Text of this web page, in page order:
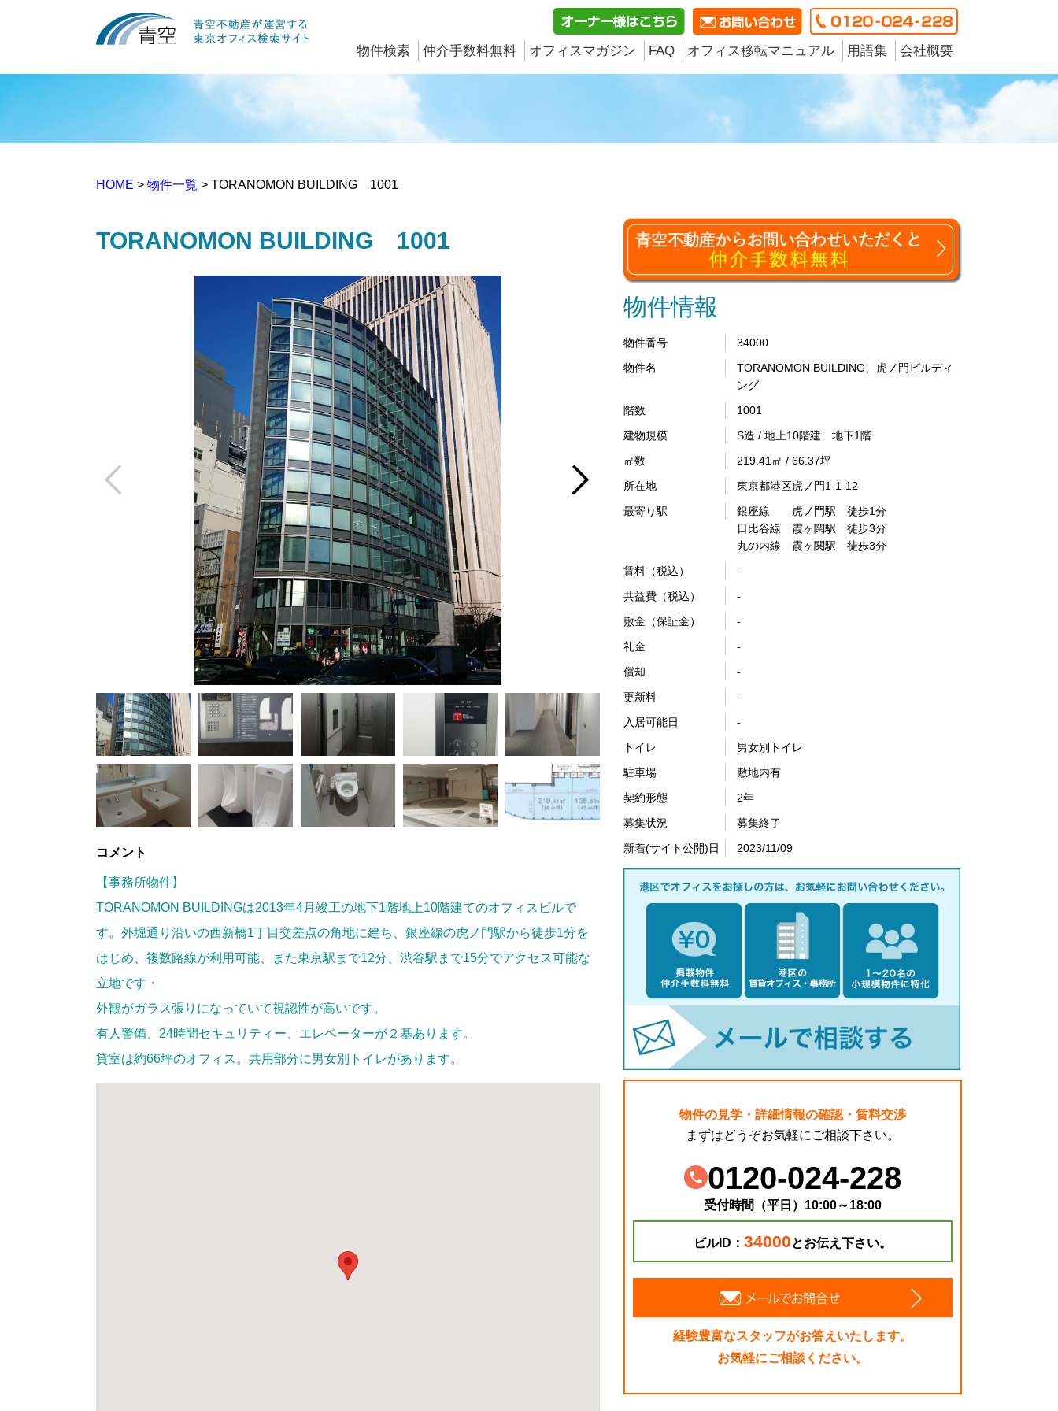
物件検索 仲介手数料無料 オフィスマガジン FAQ オフィス移転マニュアル 用語集 会社概要
HOME > 物件一覧 > TORANOMON BUILDING 1001
TORANOMON BUILDING 1001
コメント
【事務所物件】
TORANOMON BUILDINGは2013年4月竣工の地下1階地上10階建てのオフィスビルで
す。外堀通り沿いの西新橋1丁目交差点の角地に建ち、銀座線の虎ノ門駅から徒歩1分を
はじめ、複数路線が利用可能、また東京駅まで12分、渋谷駅まで15分でアクセス可能な
立地です・
外観がガラス張りになっていて視認性が高いです。
有人警備、24時間セキュリティー、エレベーターが２基あります。
貸室は約66坪のオフィス。共用部分に男女別トイレがあります。
物件情報
物件番号
34000
物件名
TORANOMON BUILDING、虎ノ門ビルディ
ング
階数
1001
建物規模
S造 / 地上10階建 地下1階
㎡数
219.41㎡ / 66.37坪
所在地
東京都港区虎ノ門1-1-12
最寄り駅
銀座線 虎ノ門駅 徒歩1分
日比谷線 霞ヶ関駅 徒歩3分
丸の内線 霞ヶ関駅 徒歩3分
賃料（税込）
-
共益費（税込）
-
敷金（保証金）
-
礼金
-
償却
-
更新料
-
入居可能日
-
トイレ
男女別トイレ
駐車場
敷地内有
契約形態
2年
募集状況
募集終了
新着(サイト公開)日
2023/11/09
物件の見学・詳細情報の確認・賃料交渉
まずはどうぞお気軽にご相談下さい。
0120-024-228
受付時間（平日）10:00～18:00
ビルID： 34000とお伝え下さい。
経験豊富なスタッフがお答えいたします。
お気軽にご相談ください。